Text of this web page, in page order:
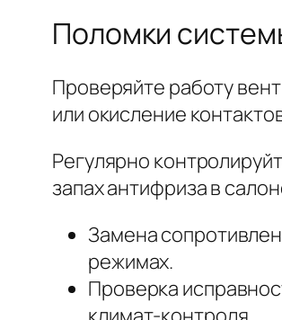
Поломки
Проверяйте работу
или окисление
Регулярно
запах антифриза в
Замена
режимах.
Проверка